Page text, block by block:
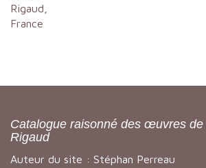
Rigaud,
France
Catalogue raisonné des œuvres de
Rigaud
Auteur du site : Stéphan Perreau